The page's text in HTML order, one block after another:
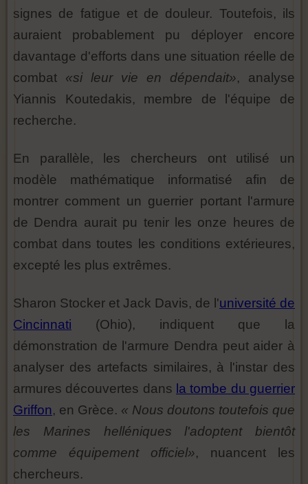
signes de fatigue et de douleur. Toutefois, ils
auraient probablement pu déployer encore
davantage d'efforts dans une situation réelle de
combat «si leur vie en dépendait», analyse
Yiannis Koutedakis, membre de l'équipe de
recherche.
En parallèle, les chercheurs ont utilisé un
modèle mathématique informatisé afin de
montrer comment un guerrier portant l'armure
de Dendra aurait pu tenir les onze heures de
combat dans toutes les conditions extérieures,
excepté les plus extrêmes.
Sharon Stocker et Jack Davis, de l'université de
Cincinnati (Ohio), indiquent que la
démonstration de l'armure Dendra peut aider à
analyser des artefacts similaires, à l'instar des
armures découvertes dans la tombe du guerrier
Griffon, en Grèce. « Nous doutons toutefois que
les Marines helléniques l'adoptent bientôt
comme équipement officiel», nuancent les
chercheurs.